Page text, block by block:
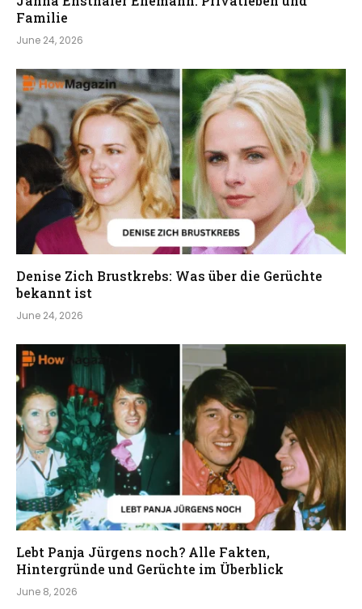
Familie
June 24, 2026
Denise Zich Brustkrebs: Was über die Gerüchte
bekannt ist
June 24, 2026
Lebt Panja Jürgens noch? Alle Fakten,
Hintergründe und Gerüchte im Überblick
June 8, 2026